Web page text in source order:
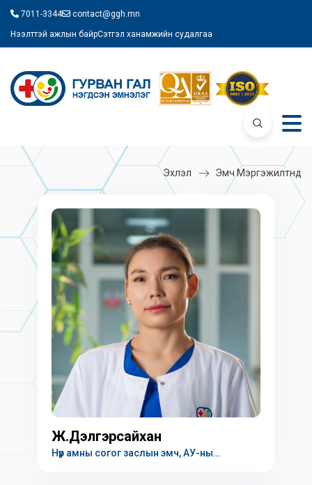
7011-3344 contact@ggh.mn
Нээлттэй ажлын байрСэтгэл ханамжийн судалгаа
Эхлэл Эмч Мэргэжилтнүүд
Ж.Дэлгэрсайхан
Нүүр амны согог заслын эмч, АУ-ны